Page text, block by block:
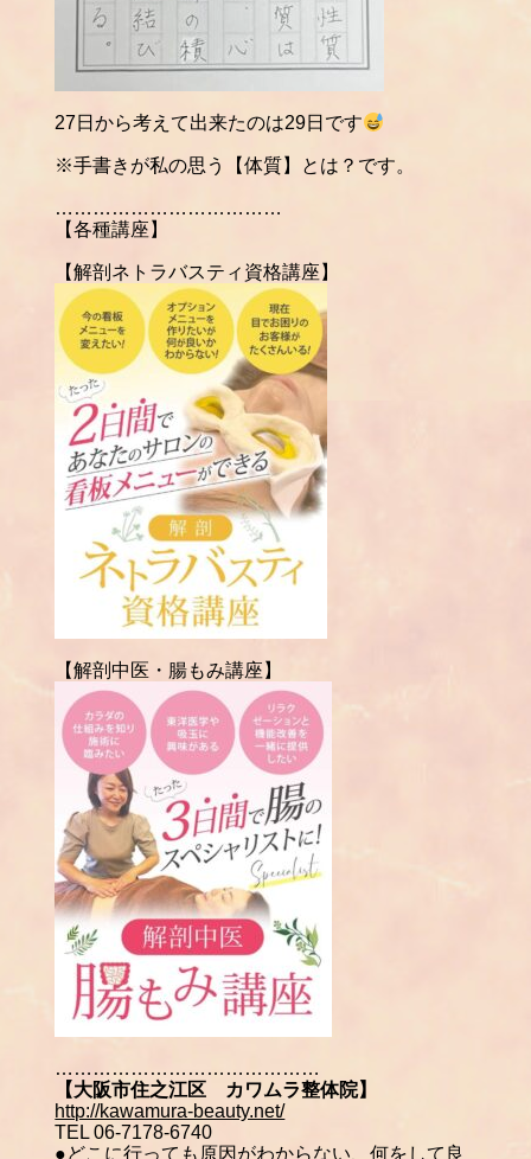
27日から考えて出来たのは29日です
※手書きが私の思う【体質】とは？です。
………………………………
【各種講座】
【解剖ネトラバスティ資格講座】
【解剖中医・腸もみ講座】
……………………………………
【大阪市住之江区 カワムラ整体院】
http://kawamura-beauty.net/
TEL 06-7178-6740
●どこに行っても原因がわからない、何をして良